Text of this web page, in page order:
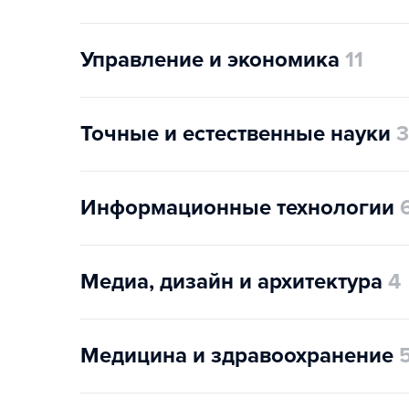
Управление и экономика 11
Точные и естественные науки 3
Информационные технологии
Медиа, дизайн и архитектура 4
Медицина и здравоохранение